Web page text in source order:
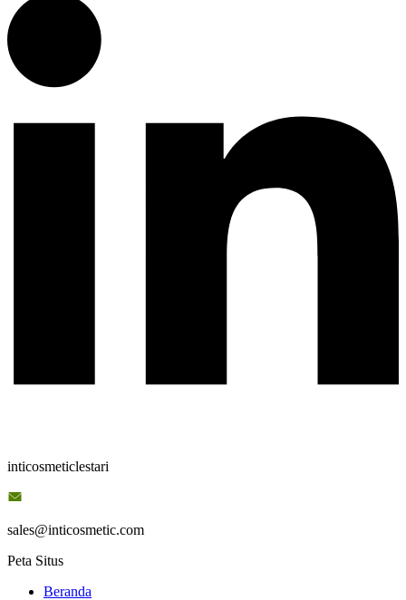
inticosmeticlestari
sales@inticosmetic.com
Peta Situs
Beranda